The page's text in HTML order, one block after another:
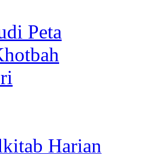
Peta
Harian